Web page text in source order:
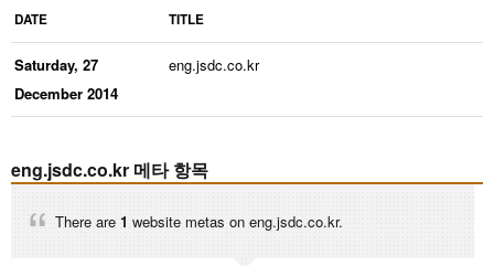
DATE TITLE
Saturday, 27
December 2014
eng.jsdc.co.kr
eng.jsdc.co.kr 메타 항목
There are 1 website metas on eng.jsdc.co.kr.